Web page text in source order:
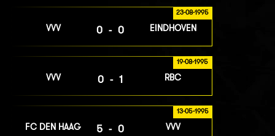
23-08-1995
VVV 0-0 EINDHOVEN
19-08-1995
VVV 0-1 RBC
13-05-1995
FC DEN HAAG 5-0 VVV